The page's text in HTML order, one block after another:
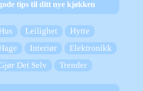
tips til ditt nye kjøkken
Leilighet
Hytte
Interiør
Elektronikk
Det Selv
Trender